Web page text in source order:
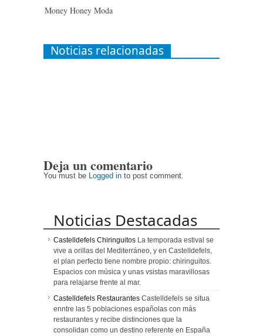
Money Honey Moda
Noticias relacionadas
Deja un comentario
You must be Logged in to post comment.
Noticias Destacadas
Castelldefels Chiringuitos La temporada estival se
vive a orillas del Mediterráneo, y en Castelldefels,
el plan perfecto tiene nombre propio: chiringuitos.
Espacios con música y unas vsistas maravillosas
para relajarse frente al mar.
Castelldefels Restaurantes Castelldefels se situa
enntre las 5 poblaciones españolas con más
restaurantes y recibe distinciones que la
consolidan como un destino referente en España